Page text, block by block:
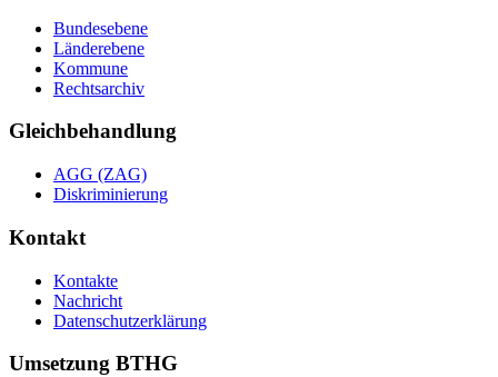
Bundesebene
Länderebene
Kommune
Rechtsarchiv
Gleichbehandlung
AGG (ZAG)
Diskriminierung
Kontakt
Kontakte
Nachricht
Datenschutzerklärung
Umsetzung BTHG